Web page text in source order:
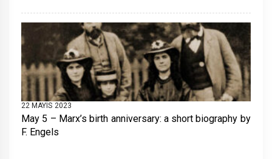
22 MAYIS 2023
May 5 – Marx’s birth anniversary: a short biography by
F. Engels